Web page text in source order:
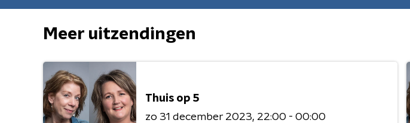
Meer uitzendingen
Thuis op 5
zo 31 december 2023 22:00 - 00:00